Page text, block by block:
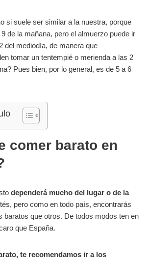
si suele ser similar a la nuestra, porque
de la mañana, pero el almuerzo puede ir
del mediodía, de manera que
tomar un tentempié o merienda a las 2
Pues bien, por lo general, es de 5 a 6
comer barato en
dependerá mucho del lugar o de la
pero como en todo país, encontrarás
baratos que otros. De todos modos ten en
que España.
te recomendamos ir a los